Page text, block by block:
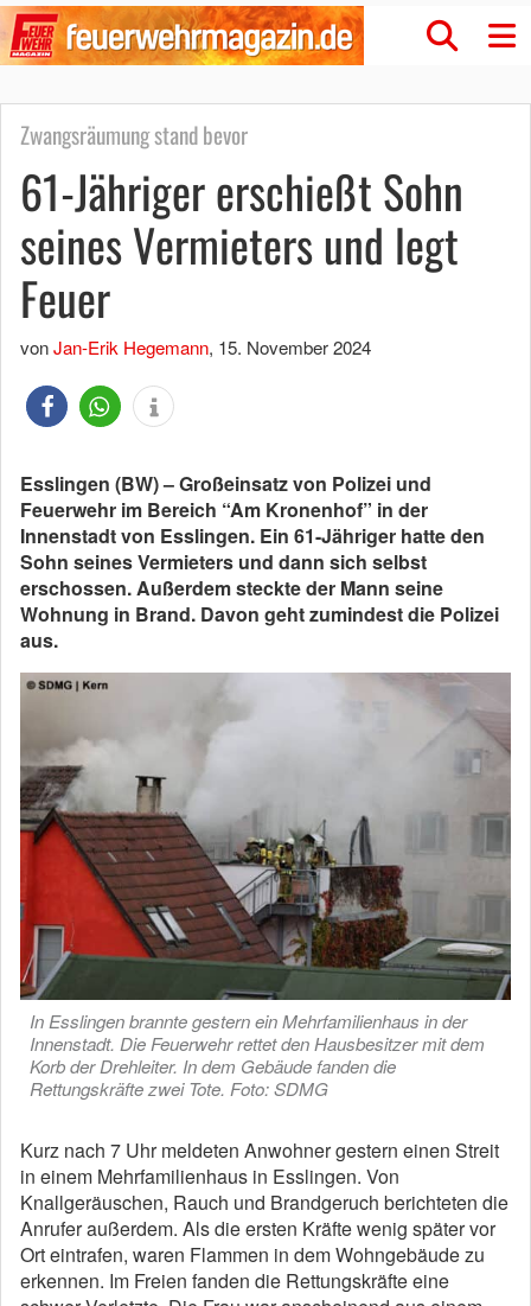
Zwangsräumung stand bevor
61-Jähriger erschießt Sohn
seines Vermieters und legt
Feuer
vonJan-Erik Hegemann, 15. November 2024
Esslingen (BW) – Großeinsatz von Polizei und
Feuerwehr im Bereich “Am Kronenhof” in der
Innenstadt von Esslingen. Ein 61-Jähriger hatte den
Sohn seines Vermieters und dann sich selbst
erschossen. Außerdem steckte der Mann seine
Wohnung in Brand. Davon geht zumindest die Polizei
aus.
In Esslingen brannte gestern ein Mehrfamilienhaus in der
Innenstadt. Die Feuerwehr rettet den Hausbesitzer mit dem
Korb der Drehleiter. In dem Gebäude fanden die
Rettungskräfte zwei Tote. Foto: SDMG
Kurz nach 7 Uhr meldeten Anwohner gestern einen Streit
in einem Mehrfamilienhaus in Esslingen. Von
Knallgeräuschen, Rauch und Brandgeruch berichteten die
Anrufer außerdem. Als die ersten Kräfte wenig später vor
Ort eintrafen, waren Flammen in dem Wohngebäude zu
erkennen. Im Freien fanden die Rettungskräfte eine